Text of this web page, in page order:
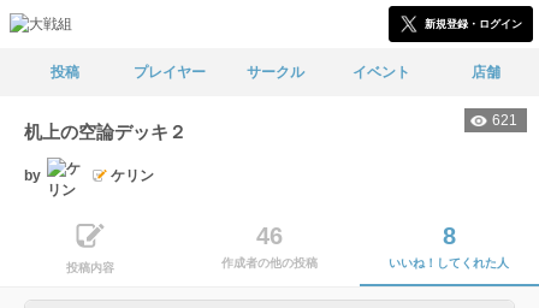
新規登録・ログイン
投稿 プレイヤー サークル イベント 店舗
621
机上の空論デッキ２
by ケリン
投稿内容
46
作成者の他の投稿
8
いいね！してくれた人